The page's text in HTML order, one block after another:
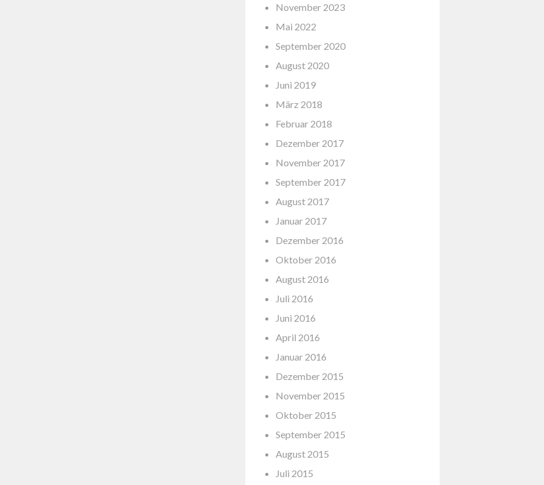
November 2023
Mai 2022
September 2020
August 2020
Juni 2019
März 2018
Februar 2018
Dezember 2017
November 2017
September 2017
August 2017
Januar 2017
Dezember 2016
Oktober 2016
August 2016
Juli 2016
Juni 2016
April 2016
Januar 2016
Dezember 2015
November 2015
Oktober 2015
September 2015
August 2015
Juli 2015